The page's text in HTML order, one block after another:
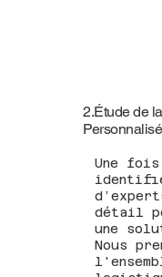
2.Étude de
Une
détail
une
Nous